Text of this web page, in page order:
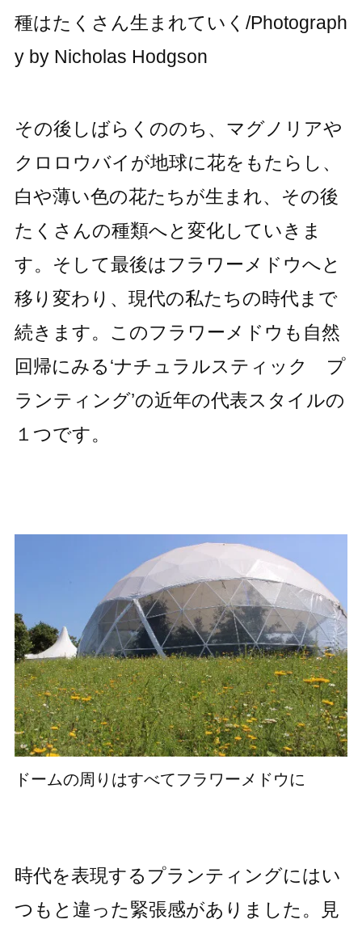
種はたくさん生まれていく/Photograph
y by Nicholas Hodgson
その後しばらくののち、マグノリアや
クロロウバイが地球に花をもたらし、
白や薄い色の花たちが生まれ、その後
たくさんの種類へと変化していきま
す。そして最後はフラワーメドウへと
移り変わり、現代の私たちの時代まで
続きます。このフラワーメドウも自然
回帰にみる‘ナチュラルスティック プ
ランティング’の近年の代表スタイルの
１つです。
ドームの周りはすべてフラワーメドウに
時代を表現するプランティングにはい
つもと違った緊張感がありました。見